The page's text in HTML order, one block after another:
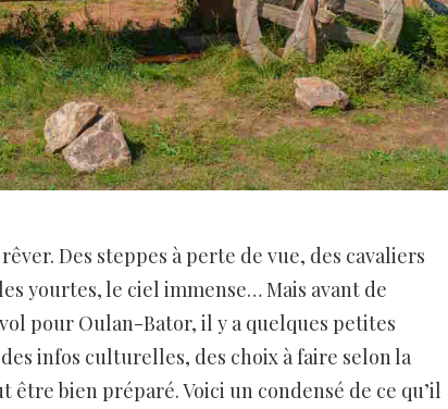
Des steppes à perte de vue, des cavaliers
yourtes, le ciel immense… Mais avant de
pour Oulan-Bator, il y a quelques petites
infos culturelles, des choix à faire selon la
être bien préparé. Voici un condensé de ce qu’il